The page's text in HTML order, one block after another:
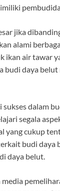
jika
alami
ikan air tawar
budi daya
dalam
segala
yang cukup
budi daya
daya belut.